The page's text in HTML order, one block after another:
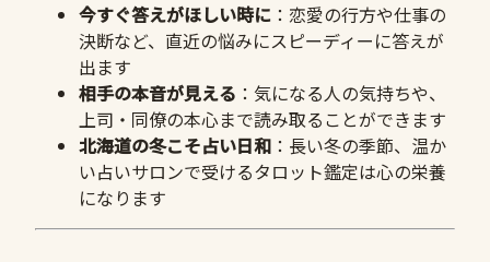
今すぐ答えがほしい時に ：恋愛の行方や仕事の
決断など、直近の悩みにスピーディーに答えが
出ます
相手の本音が見える ：気になる人の気持ちや、
上司・同僚の本心まで読み取ることができます
北海道の冬こそ占い日和 ：長い冬の季節、温か
い占いサロンで受けるタロット鑑定は心の栄養
になります